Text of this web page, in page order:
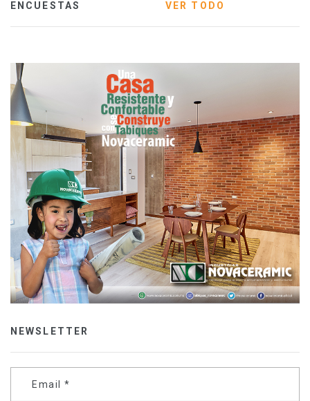
ENCUESTAS VER TODO
NEWSLETTER
Email *